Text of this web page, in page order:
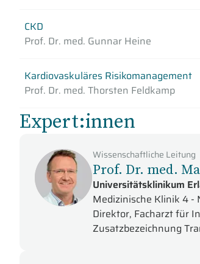
CKD
Prof. Dr. med. Gunnar Heine
Kardiovaskuläres Risikomanagement
Prof. Dr. med. Thorsten Feldkamp
Expert:innen
Wissenschaftliche Leitung
Prof. Dr. med.
Universitätsklinikum
Medizinische Klinik 4 -
Direktor, Facharzt für
Zusatzbezeichnung